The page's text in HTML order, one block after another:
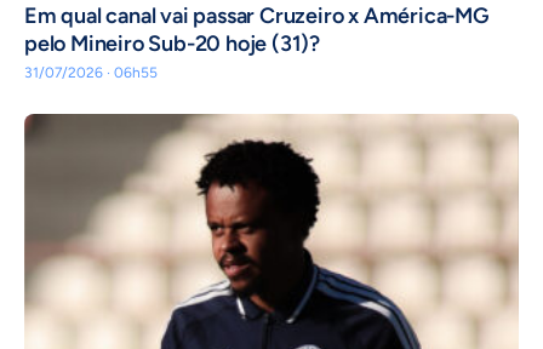
Em qual canal vai passar Cruzeiro x América-MG
pelo Mineiro Sub-20 hoje (31)?
31/07/2026 · 06h55